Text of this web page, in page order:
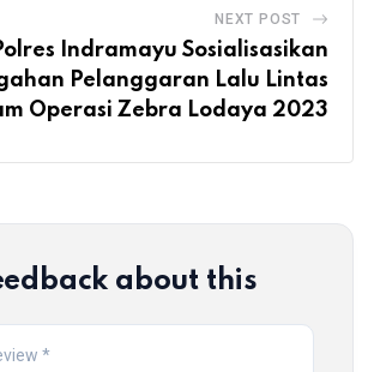
NEXT POST
Indramayu Sosialisasikan
Pelanggaran Lalu Lintas
Operasi Zebra Lodaya 2023
about this